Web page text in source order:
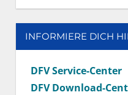
INFORMIERE DICH
DFV Service-Center
DFV Download-